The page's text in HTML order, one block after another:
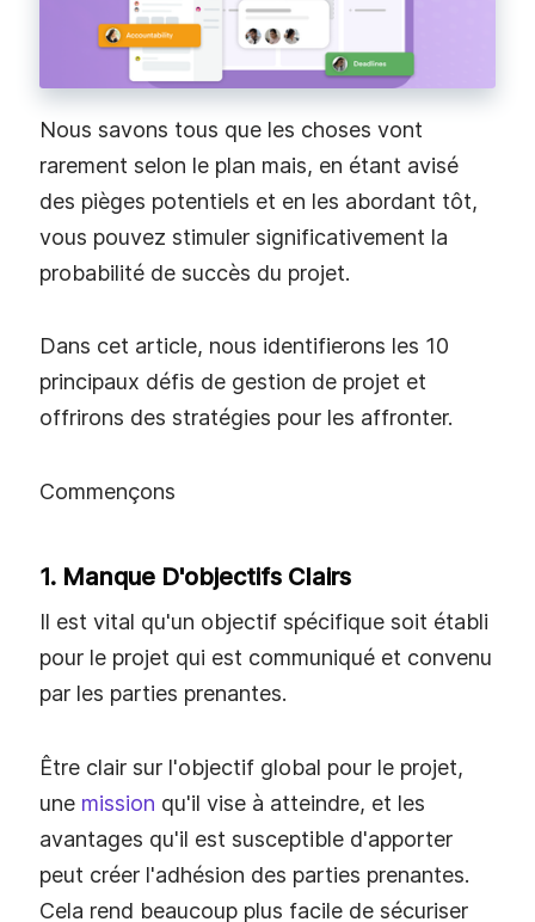
Nous savons tous que les choses vont
rarement selon le plan mais, en étant avisé
des pièges potentiels et en les abordant tôt,
vous pouvez stimuler significativement la
probabilité de succès du projet.
Dans cet article, nous identifierons les 10
principaux défis de gestion de projet et
offrirons des stratégies pour les affronter.
Commençons
1. Manque D'objectifs Clairs
Il est vital qu'un objectif spécifique soit établi
pour le projet qui est communiqué et convenu
par les parties prenantes.
Être clair sur l'objectif global pour le projet,
une mission qu'il vise à atteindre, et les
avantages qu'il est susceptible d'apporter
peut créer l'adhésion des parties prenantes.
Cela rend beaucoup plus facile de sécuriser